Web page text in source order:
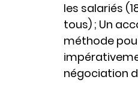
les salariés
tous) ; Un
méthode
négociation